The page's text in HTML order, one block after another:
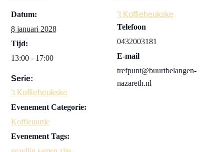
Datum:
8 januari 2028
Tijd:
13:00 - 17:00
Serie:
’t Koffieheukske
Evenement Categorie:
Koffieuurtje
Evenement Tags:
’t Koffieheukske
Telefoon
0432003181
E-mail
trefpunt@buurtbelangen-
nazareth.nl